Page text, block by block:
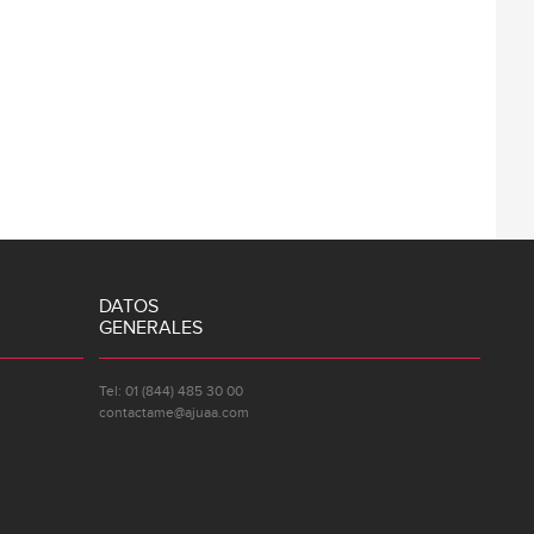
DATOS
GENERALES
Tel: 01 (844) 485 30 00
contactame@ajuaa.com